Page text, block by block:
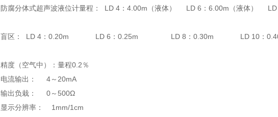
防腐分体式超声波液位计量程： LD 4：4.00m（液体） LD 6：6.00m（液体）
盲区： LD 4：0.20m LD 6：0.25m LD 8：0.30m LD 10：
精度（空气中）：量程0.2％
电流输出： 4～20mA
输出负栽： 0～500Ω
显示分辨率： 1mm/1cm